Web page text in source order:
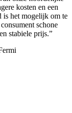
kosten en een
het mogelijk om te
schone
stabiele prijs.”